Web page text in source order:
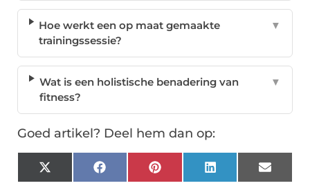
Hoe werkt een op maat gemaakte
trainingssessie?
▼
Wat is een holistische benadering van
fitness?
▼
Goed artikel? Deel hem dan op:
X
(Twitter)
FacebookPinterest LinkedIn Email